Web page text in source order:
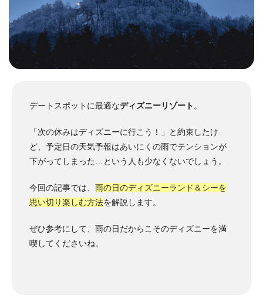
デートスポットに最適なディズニーリゾート 。
「次の休みはディズニーに行こう！」と約束したけ
ど、予定日の天気予報はあいにくの雨でテンションが
下がってしまった…という人も少なくないでしょう。
今回の記事では、 雨の日のディズニーランド＆シーを
思い切り楽しむ方法を解説します。
ぜひ参考にして、雨の日だからこそのディズニーを満
喫してくださいね。